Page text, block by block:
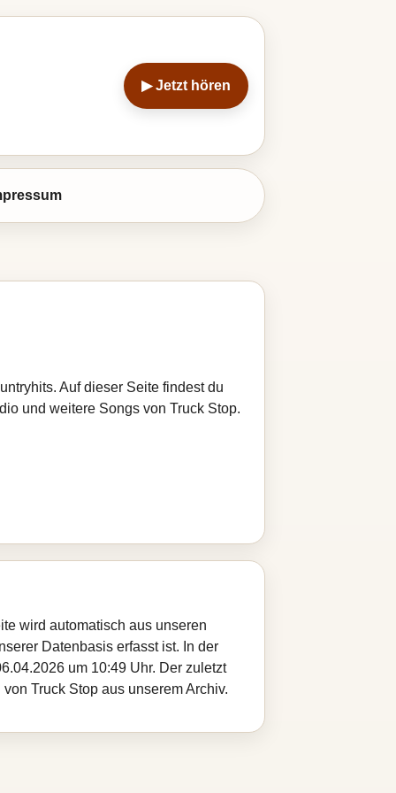
▶ Jetzt hören
Auf dieser Seite findest du
und weitere Songs von Truck Stop.
wird automatisch aus unseren
Datenbasis erfasst ist. In der
um 10:49 Uhr. Der zuletzt
Truck Stop aus unserem Archiv.